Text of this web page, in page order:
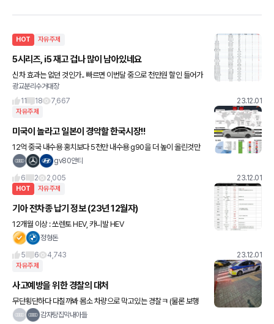
HOT 자유주제
5시리즈, i5 재고 겁나 많이 남아있네요
신차 효과는 없던 것인가.. 빠르면 이번달 중으로 천만원 할인 들어가
겠네요 ㅋ
광교분리수거대장
11
18 7,667 23.12.01
자유주제
미국이 놀라고 일본이 경악할 한국시장!!
12억 중국 내수용 홍치보다 5천만 내수용 g90을 더 높이 올린것만
봐도 대단하다 Kgv80안티
6
2 2,005 23.12.01
HOT 자유주제
기아 전차종 납기 정보 (23년 12월자)
12개월 이상 : 쏘렌토 HEV, 카니발 HEV
정형돈
5
6 4,743 23.12.01
자유주제
사고예방을 위한 경찰의 대처
무단횡단하다 다칠까봐 몸소 차량으로 막고있는 경찰ㅋ (물론 보행
자 신호일때도 막고있던건 안비밀)
감자탕집막내아들